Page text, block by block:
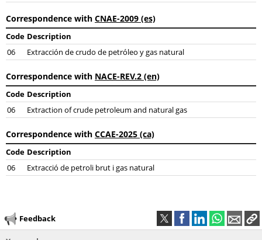
Correspondence with CNAE-2009 (es)
Code Description
06
Extracción de crudo de petróleo y gas natural
Correspondence with NACE-REV.2 (en)
Code Description
06
Extraction of crude petroleum and natural gas
Correspondence with CCAE-2025 (ca)
Code Description
06
Extracció de petroli brut i gas natural
Feedback